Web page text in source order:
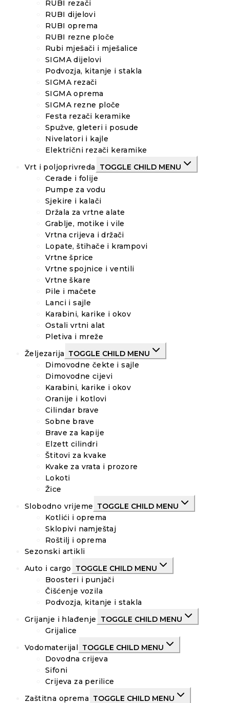
RUBI rezači
RUBI dijelovi
RUBI oprema
RUBI rezne ploče
Rubi mješači i mješalice
SIGMA dijelovi
Podvozja, kitanje i stakla
SIGMA rezači
SIGMA oprema
SIGMA rezne ploče
Festa rezači keramike
Spužve, gleteri i posude
Nivelatori i kajle
Električni rezači keramike
Vrt i poljoprivreda
TOGGLE CHILD MENU
Cerade i folije
Pumpe za vodu
Sjekire i kalači
Držala za vrtne alate
Grablje, motike i vile
Vrtna crijeva i držači
Lopate, štihače i krampovi
Vrtne šprice
Vrtne spojnice i ventili
Vrtne škare
Pile i mačete
Lanci i sajle
Karabini, karike i okov
Ostali vrtni alat
Pletiva i mreže
Željezarija TOGGLE CHILD MENU
Dimovodne čekte i sajle
Dimovodne cijevi
Karabini, karike i okov
Oranije i kotlovi
Cilindar brave
Sobne brave
Brave za kapije
Elzett cilindri
Štitovi za kvake
Kvake za vrata i prozore
Lokoti
Žice
Slobodno vrijeme TOGGLE CHILD MENU
Kotlići i oprema
Sklopivi namještaj
Roštilj i oprema
Sezonski artikli
Auto i cargo
TOGGLE CHILD MENU
Boosteri i punjači
Čišćenje vozila
Podvozja, kitanje i stakla
Grijanje i hlađenje
TOGGLE CHILD MENU
Grijalice
Vodomaterijal TOGGLE CHILD MENU
Dovodna crijeva
Sifoni
Crijeva za perilice
Zaštitna oprema TOGGLE CHILD MENU